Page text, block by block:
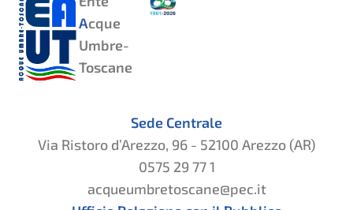
Acque
Umbre-
Toscane
Sede Centrale
Via Ristoro d’Arezzo, 96 - 52100 Arezzo (AR)
0575 29 77 1
acqueumbretoscane@pec.it